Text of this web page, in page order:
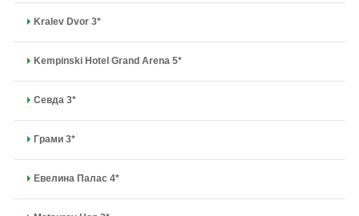
Kralev Dvor 3*
Kempinski Hotel Grand Arena 5*
Севда 3*
Грами 3*
Евелина Палас 4*